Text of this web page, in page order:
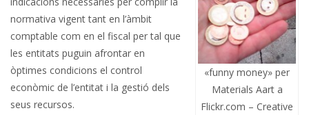
«funny money» per
Materials Aart a
Flickr.com – Creative
normativa vigent tant en l’àmbit
comptable com en el fiscal per tal que
les entitats puguin afrontar en
òptimes condicions el control
econòmic de l’entitat i la gestió dels
seus recursos.